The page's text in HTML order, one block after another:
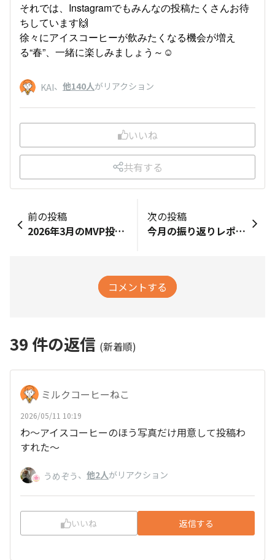
それでは、Instagramでもみんなの投稿たくさんお待
ちしています🙌
徐々にアイスコーヒーが飲みたくなる機会が増え
る“春”、一緒に楽しみましょう～☺
KAI、 他140人がリアクション
いいね
共有する
前の投稿
2026年3月のMVP投稿は・・❓🤔
次の投稿
今月の振り返りレポート📝 ～2026年4月～
コメントする
39 件の返信 (新着順)
ミルクコーヒーねこ
2026/05/11 10:19
わ～アイスコーヒーのほう写真だけ用意して投稿わ
すれた～
うめぞう 、 他2人がリアクション
いいね 返信する